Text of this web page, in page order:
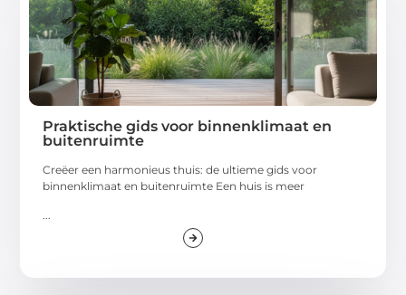
Praktische gids voor binnenklimaat en
buitenruimte
Creëer een harmonieus thuis: de ultieme gids voor
binnenklimaat en buitenruimte Een huis is meer
...